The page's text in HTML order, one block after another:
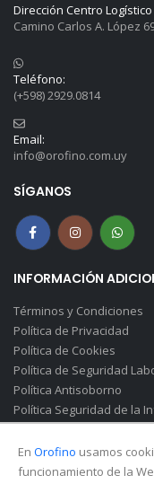
Dirección Centro
Camino Carlos A. López
Teléfono:
(+598) 2929.0814
Email:
info@orofino.com.uy
SÍGANOS
INFORMACIÓN
Términos y Condiciones
Política de Privacidad
Política de Cookies
Política de Seguridad
Política Antisoborno
Política Seguridad de la
Canal de
En Orofino usamos
funcionamiento de la